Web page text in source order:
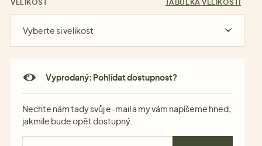
VELIKOST TABULKA VELIKOSTÍ
Vyberte si velikost
Vyprodaný: Pohlídat dostupnost?
Nechte nám tady svůj e-mail a my vám napíšeme hned,
jakmile bude opět dostupný.